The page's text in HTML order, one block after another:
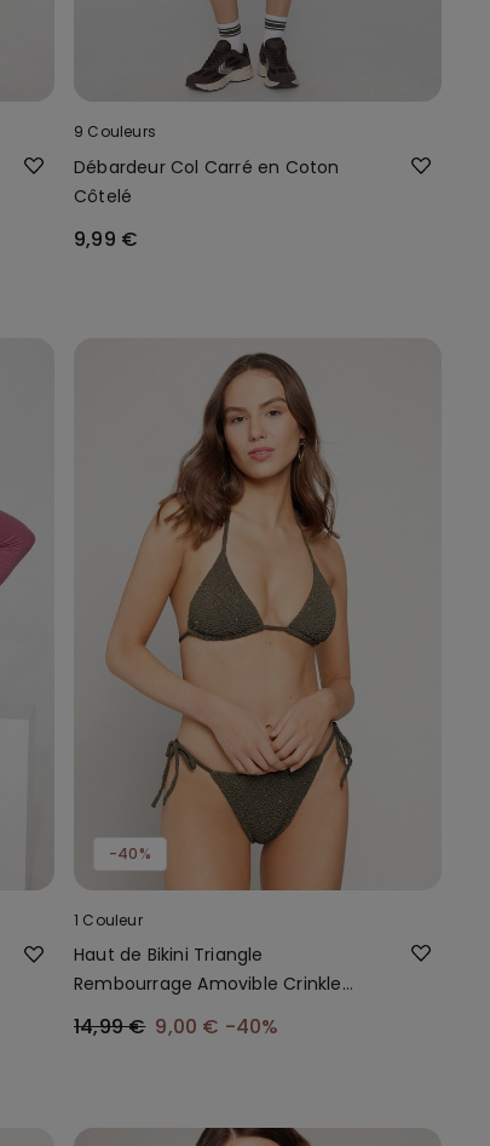
9 Couleurs
Débardeur Col Carré en Coton
Côtelé
9,99 €
-40%
1 Couleur
Haut de Bikini Triangle
Rembourrage Amovible Crinkle
14,99 € 9,00 € -40%